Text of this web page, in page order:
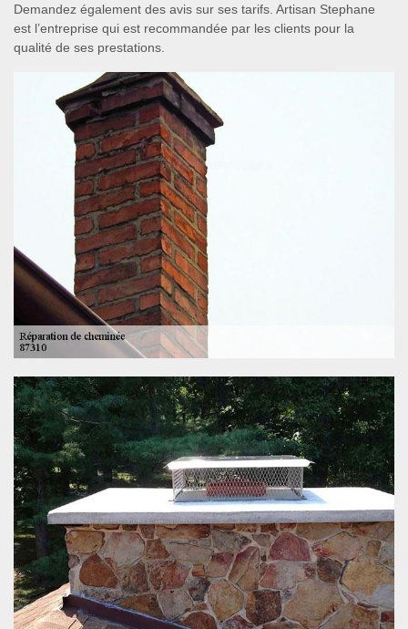
Demandez également des avis sur ses tarifs. Artisan Stephane
est l’entreprise qui est recommandée par les clients pour la
qualité de ses prestations.